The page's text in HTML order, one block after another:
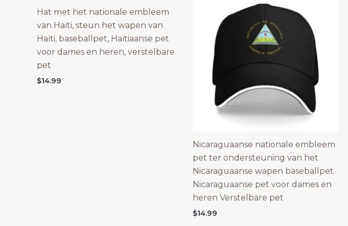
Hat met het nationale embleem
van Haïti, steun het wapen van
Haïti, baseballpet, Haïtiaanse pet
voor dames en heren, verstelbare
pet
$14.99
Nicaraguaanse nationale embleem
pet ter ondersteuning van het
Nicaraguaanse wapen baseballpet
Nicaraguaanse pet voor dames en
heren Verstelbare pet
$14.99